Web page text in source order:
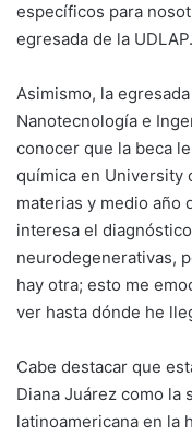
específicos para
egresada de la UDLAP.
Asimismo, la
Nanotecnología e
conocer que la beca
química en University
materias y medio año
interesa el
neurodegenerativas,
hay otra; esto me
ver hasta dónde he
Cabe destacar que
Diana Juárez como la
latinoamericana en la